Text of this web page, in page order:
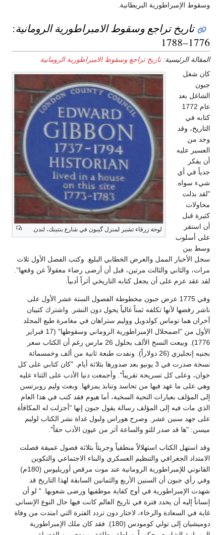
وسقوط الإمبراطورية البريطانية.
تاريخ تراجع وسقوط الامبراطورية الرومانية:
1776–1788
المقالة الرئيسية:تاريخ تراجع وسقوط الامبراطورية الرومانية
لوحة زرقاء تشير لمنزل گيبون في شارع بنتينك، لندن.
كان شغل
جبون
الشاغل بعد
عام 1772
كتابه في
التاريخ، وقد
وجد من
العسير عليه
أن يفكر
جدياً في أي
شيء سواه.
"لقد بذلت
محاولات
كثيرة قبل
أن استقر
على أسلوب
وسط بين
سجل الأخبار الممل والعرض الخطابي البليغ. وكتب الفصل الأول ثلاث
مرات، والثاني والثالث مرتين، قبل أن أرضى رضاء معقولاً عن وقعها".
لقد عقد عزم على أن يجعل كتابه التاريخي أثراً أدبياً.
وفي 1775 عرض جبون مخطوطة الفصول الستة عشر الأول على
ناشر رفضها لأنها تكلفه ثمناً غالياً يحول دون النشر. واشترك كتيبان
آخران هما توماس كولدويل ووليم ستراهان في مغامرة طبع المجلد
الأول من "اضمحلال الإمبراطورية الروماني وسقوطها" (17 فبراير
1776). وبيعت النسخ الألف بحلول 26 مارس رغم أن الكتاب سعر
بجنيه إنجليزي (26 دولاراً). ونفدت طبعة ثانية من ألف وخمسمائة
نسخة صدرت في 3 يونيو بعد صدورها بثلاثة أيام. "كان كتابي على كل
خوان، وعلى كل تسريحة تقريباً". وأجمعت دنيا الأدب على الثناء عليه
وهي على ما عهد فيها من تحاسد وتنابذ يمزقها. وبعث وليم روبرتسن
إلى المؤلف بعبارات التحية السخية، أما هيوم فقد كتب في هذا العام
الذي مات فيه إلى المؤلف رسالة يقول جبون إنها "أجزلت له المكافأة
على جهد سنين عشر. وصرح هوراس ولبول غداة نشر الكتاب لوليم
ميسن: "ها قد صدر للتو والساعة أثر من عيون الأدب حقاً".
وقد استهل الكتاب استهلالاً منطقياً وجريئاً بثلاثة فصول عميقة فصلت
الامتداد الجغرافي والتنظيم العسكري والبناء الاجتماعي والتكوين
القانوني للإمبراطورية الرومانية عند موت مرقص أوريليوس (180م)
وفي رأي جبون أن السنين الأربع والثمانين السابقة لهذا التاريخ قد
شهدت الإمبراطورية في أوج كفاية موظفيها ورضى شعوبها. " لو أن
إنساناً إليه أن يحدد فترة في تاريخ العالم كانت فيها حال النوع الإنساني
غاية في السعادة والرخاء، لاختار دون تردد الفترة التي امتدت من وفاة
دوميشيان إلى تولي كومودس (180). فقد كان ملك الإمبراطورية